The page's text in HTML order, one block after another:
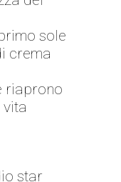
sole
crema
riaprono
vita
star